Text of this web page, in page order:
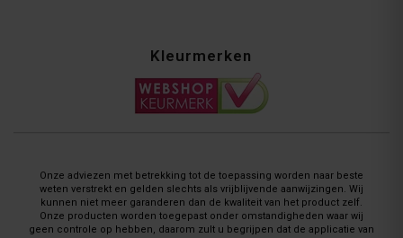
Kleurmerken
Onze adviezen met betrekking tot de toepassing worden naar beste
weten verstrekt en gelden slechts als vrijblijvende aanwijzingen. Wij
kunnen niet meer garanderen dan de kwaliteit van het product zelf.
Onze producten worden toegepast onder omstandigheden waar wij
geen controle op hebben, daarom zult u begrijpen dat de applicatie van